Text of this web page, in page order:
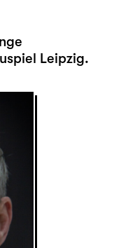
Leipzig.